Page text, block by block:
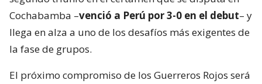
Cochabamba –venció a Perú por 3-0 en el debut– y
llega en alza a uno de los desafíos más exigentes de
la fase de grupos.
El próximo compromiso de los Guerreros Rojos será